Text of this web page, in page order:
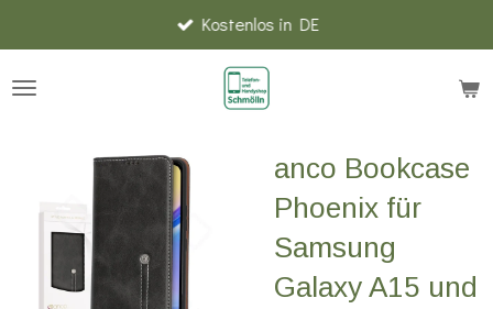
Hauptinhalt
springen
Kostenlos in DE
anco Bookcase
Phoenix für
Samsung
Galaxy A15 und